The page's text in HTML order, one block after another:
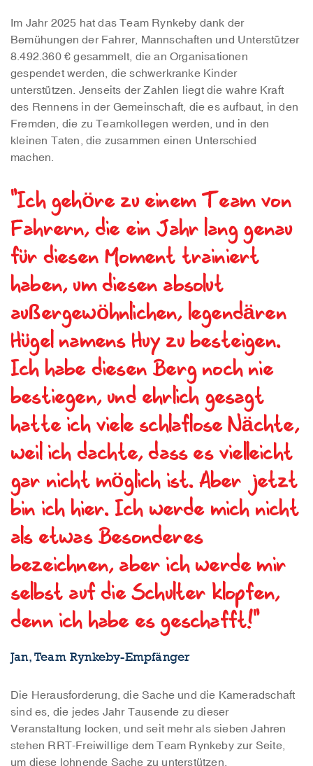
Im Jahr 2025 hat das Team Rynkeby dank der
Bemühungen der Fahrer, Mannschaften und Unterstützer
8.492.360 € gesammelt, die an Organisationen
gespendet werden, die schwerkranke Kinder
unterstützen. Jenseits der Zahlen liegt die wahre Kraft
des Rennens in der Gemeinschaft, die es aufbaut, in den
Fremden, die zu Teamkollegen werden, und in den
kleinen Taten, die zusammen einen Unterschied
machen.
"Ich gehöre zu einem Team von
Fahrern, die ein Jahr lang genau
für diesen Moment trainiert
haben, um diesen absolut
außergewöhnlichen, legendären
Hügel namens Huy zu besteigen.
Ich habe diesen Berg noch nie
bestiegen, und ehrlich gesagt
hatte ich viele schlaflose Nächte,
weil ich dachte, dass es vielleicht
gar nicht möglich ist. Aber jetzt
bin ich hier. Ich werde mich nicht
als etwas Besonderes
bezeichnen, aber ich werde mir
selbst auf die Schulter klopfen,
denn ich habe es geschafft!"
Jan, Team Rynkeby-Empfänger
Die Herausforderung, die Sache und die Kameradschaft
sind es, die jedes Jahr Tausende zu dieser
Veranstaltung locken, und seit mehr als sieben Jahren
stehen RRT-Freiwillige dem Team Rynkeby zur Seite,
um diese lohnende Sache zu unterstützen.